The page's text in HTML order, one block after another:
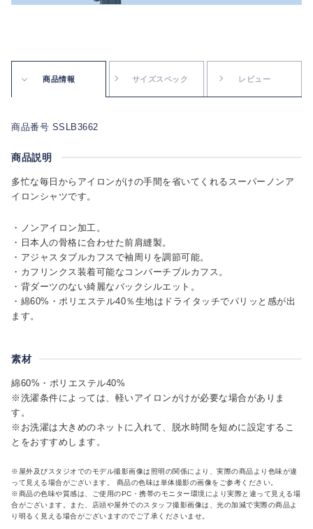
商品情報 サイズスペック レビュー
商品番号 SSLB3662
商品説明
多忙な毎日からアイロンがけの手間を省いてくれるスーパーノンア
イロンシャツです。
・ノンアイロン加工。
・日本人の骨格に合わせた前肩縫製。
・アジャスタブルカフスで袖周りを調節可能。
・カフリンクス装着可能なコンバーチブルカフス。
・背ダーツのない綺麗なバックシルエット。
・綿60%・ポリエステル40％生地はドライタッチでパリッと感が出
ます。
素材
綿60%・ポリエステル40%
※洗濯条件によっては、軽いアイロンがけが必要な場合がありま
す。
※お洗濯は大きめのネットに入れて、脱水時間を短めに設定するこ
とをおすすめします。
※屋外及びスタジオでのモデル撮影画像は照明の関係により、実際の商品より色味が違
って見える場合がございます。 商品の色味は単体撮影の画像をご参考ください。
※商品の色味や質感は、ご使用のPC・携帯のモニター環境により実際と違って見える場
合がございます。また、店頭や屋外でのスタッフ撮影画像は、光の加減で実際の商品よ
り明るく見える場合がございますのでご了承くださいませ。